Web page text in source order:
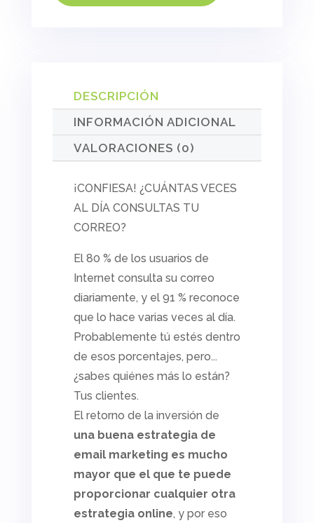
DESCRIPCIÓN
INFORMACIÓN ADICIONAL
VALORACIONES (0)
¡CONFIESA! ¿CUÁNTAS VECES
AL DÍA CONSULTAS TU
CORREO?
El 80 % de los usuarios de
Internet consulta su correo
diariamente, y el 91 % reconoce
que lo hace varias veces al día.
Probablemente tú estés dentro
de esos porcentajes, pero...
¿sabes quiénes más lo están?
Tus clientes.
El retorno de la inversión de
una buena estrategia de
email marketing es mucho
mayor que el que te puede
proporcionar cualquier otra
estrategia online, y por eso